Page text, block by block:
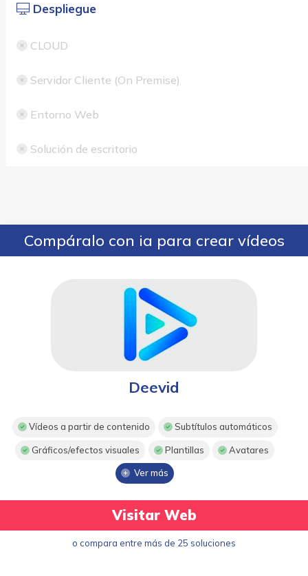
Despliegue
CLOUD
Servidor Cliente (On Premise)
Entorno Web
Solución de escritorio
Compáralo con ia para crear vídeos
Deevid
Vídeos a partir de contenido Subtítulos automáticos
Gráficos/efectos visuales Plantillas Avatares
Ver más
Visitar Web
o compara entre más de 25 soluciones